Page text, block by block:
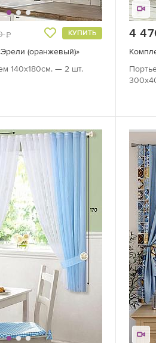
КУПИТЬ
(оранжевый)»
140х180см. — 2 шт.
4